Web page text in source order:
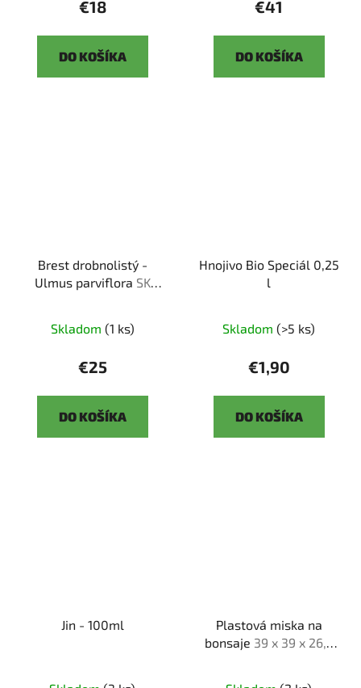
€18
DO KOŠÍKA
€41
DO KOŠÍKA
Brest drobnolistý -
Ulmus parviflora SK
Skladom (1 ks)
€25
DO KOŠÍKA
Hnojivo Bio Speciál 0,25
l
Skladom (>5 ks)
€1,90
DO KOŠÍKA
Jin - 100ml
Plastová miska na
bonsaje 39 x 39 x 26,5